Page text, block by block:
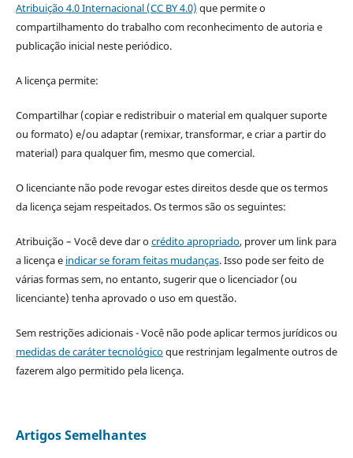
Atribuição 4.0 Internacional (CC BY 4.0) que permite o
compartilhamento do trabalho com reconhecimento de autoria e
publicação inicial neste periódico.
A licença permite:
Compartilhar (copiar e redistribuir o material em qualquer suporte
ou formato) e/ou adaptar (remixar, transformar, e criar a partir do
material) para qualquer fim, mesmo que comercial.
O licenciante não pode revogar estes direitos desde que os termos
da licença sejam respeitados. Os termos são os seguintes:
Atribuição – Você deve dar ocrédito apropriado, prover um link para
a licença e indicar se foram feitas mudanças. Isso pode ser feito de
várias formas sem, no entanto, sugerir que o licenciador (ou
licenciante) tenha aprovado o uso em questão.
Sem restrições adicionais - Você não pode aplicar termos jurídicos ou
medidas de caráter tecnológicoque restrinjam legalmente outros de
fazerem algo permitido pela licença.
Artigos Semelhantes